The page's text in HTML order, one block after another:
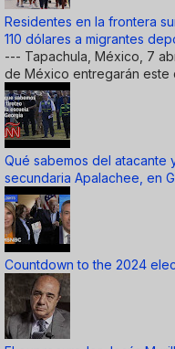
Residentes en la frontera
110 dólares a migrantes
--- Tapachula, México, 7
de México entregarán este
Qué sabemos del atacante
secundaria Apalachee, en
Countdown to the 2024